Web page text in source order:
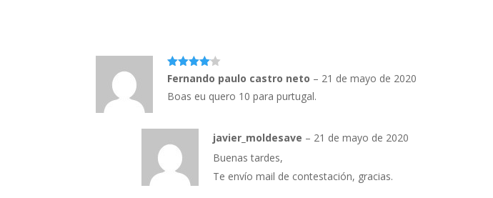
4out of
5
Fernando paulo castro neto – 21 de mayo de 2020
Boas eu quero 10 para purtugal.
javier_moldesave – 21 de mayo de 2020
Buenas tardes,
Te envío mail de contestación, gracias.